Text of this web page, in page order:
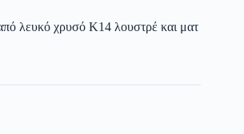
λευκό χρυσό Κ14 λουστρέ και ματ